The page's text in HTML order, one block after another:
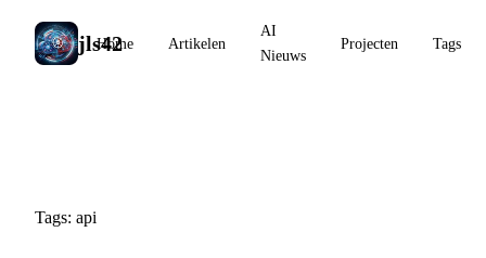
jls42
Home Artikelen
AI
Nieuws
Projecten Tags
Tags: api